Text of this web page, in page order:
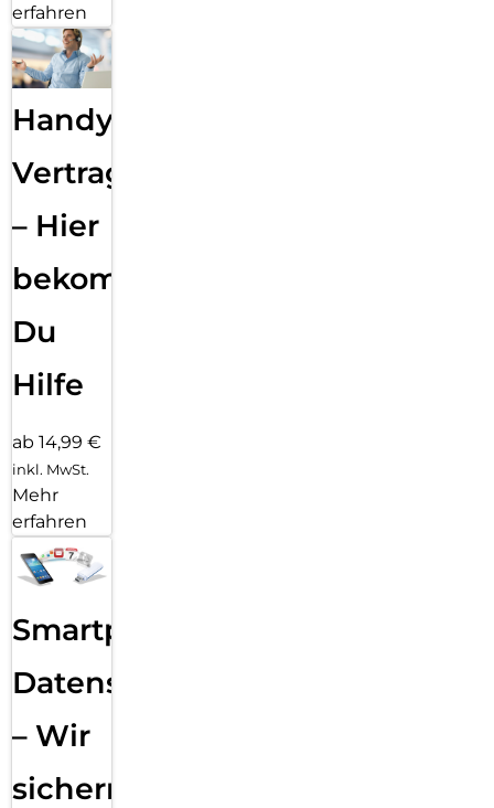
erfahren
Handy
Vertragsabwicklung
– Hier
bekommst
Du
Hilfe
ab 14,99 €
inkl. MwSt.
Mehr
erfahren
Smartphone
Datensicherung
– Wir
sichern